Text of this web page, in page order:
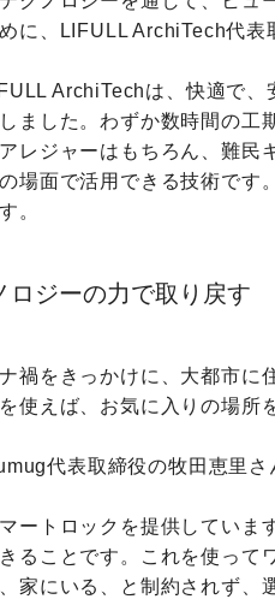
に、LIFULL ArchiTech代表
ArchiTechは、快適で、
ました。わずか数時間の工
レジャーはもちろん、難民
場面で活用できる技術です
。
ロジーの力で取り戻す
ナ禍をきっかけに、大都市
使えば、お気に入りの場所
代表取締役の牧田恵里さ
マートロックを提供してい
ることです。これを使って
家にいる、と制約されず、